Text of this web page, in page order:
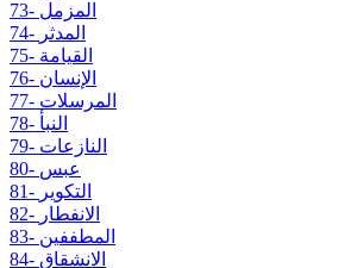
73- المزمل
74- المدثر
75- القيامة
76- الإنسان
77- المرسلات
78- النبأ
79- النازعات
80- عبس
81- التكوير
82- الانفطار
83- المطففين
84- الانشقاق